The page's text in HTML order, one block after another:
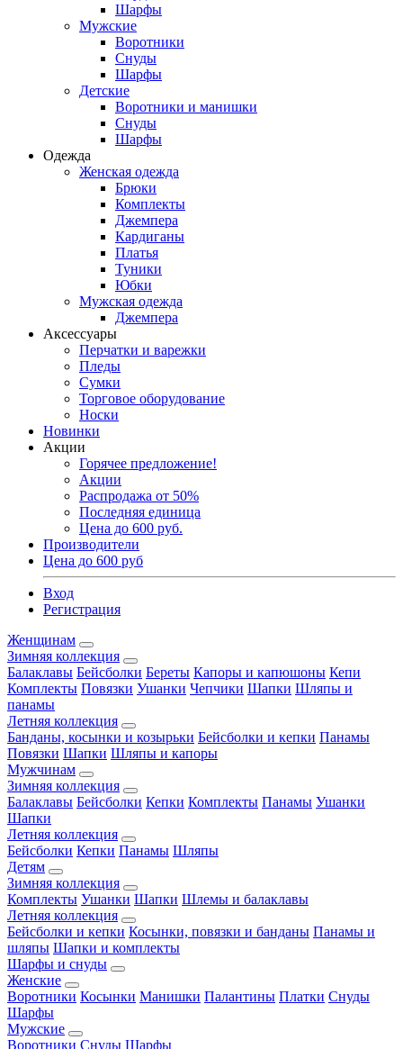
Шарфы
Мужские
Воротники
Снуды
Шарфы
Детские
Воротники и манишки
Снуды
Шарфы
Одежда
Женская одежда
Брюки
Комплекты
Джемпера
Кардиганы
Платья
Туники
Юбки
Мужская одежда
Джемпера
Аксессуары
Перчатки и варежки
Пледы
Сумки
Торговое оборудование
Носки
Новинки
Акции
Горячее предложение!
Акции
Распродажа от 50%
Последняя единица
Цена до 600 руб.
Производители
Цена до 600 руб
Вход
Регистрация
Женщинам
Зимняя коллекция
Балаклавы Бейсболки Береты Капоры и капюшоны Кепи
Комплекты Повязки Ушанки Чепчики Шапки Шляпы и
панамы
Летняя коллекция
Банданы, косынки и козырьки Бейсболки и кепки Панамы
Повязки Шапки Шляпы и капоры
Мужчинам
Зимняя коллекция
Балаклавы Бейсболки Кепки Комплекты Панамы Ушанки
Шапки
Летняя коллекция
Бейсболки Кепки Панамы Шляпы
Детям
Зимняя коллекция
Комплекты Ушанки Шапки Шлемы и балаклавы
Летняя коллекция
Бейсболки и кепки Косынки, повязки и банданы Панамы и
шляпы Шапки и комплекты
Шарфы и снуды
Женские
Воротники Косынки Манишки Палантины Платки Снуды
Шарфы
Мужские
Воротники Снуды Шарфы